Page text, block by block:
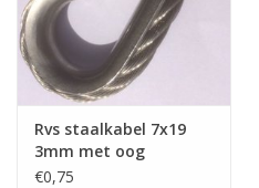
Rvs staalkabel 7x19
3mm met oog
geklemd
€0,75